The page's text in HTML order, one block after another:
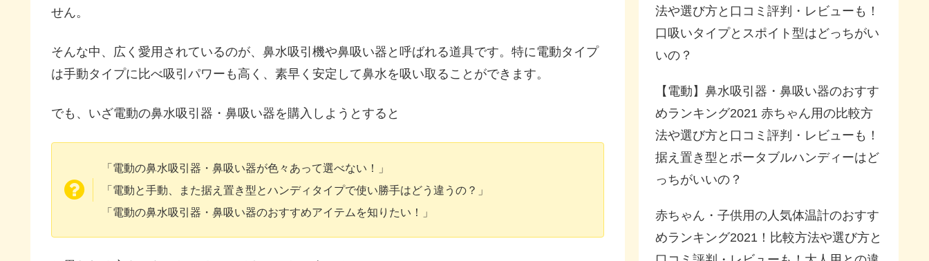
せん。
そんな中、広く愛用されているのが、鼻水吸引機や鼻吸い器と呼ばれる道具です。特に電動タイプ
は手動タイプに比べ吸引パワーも高く、素早く安定して鼻水を吸い取ることができます。
でも、いざ電動の鼻水吸引器・鼻吸い器を購入しようとすると
「電動の鼻水吸引器・鼻吸い器が色々あって選べない！」
「電動と手動、また据え置き型とハンディタイプで使い勝手はどう違うの？」
「電動の鼻水吸引器・鼻吸い器のおすすめアイテムを知りたい！」
法や選び方と口コミ評判・レビューも！
口吸いタイプとスポイト型はどっちがい
いの？
【電動】鼻水吸引器・鼻吸い器のおすす
めランキング2021 赤ちゃん用の比較方
法や選び方と口コミ評判・レビューも！
据え置き型とポータブルハンディーはど
っちがいいの？
赤ちゃん・子供用の人気体温計のおすす
めランキング2021！比較方法や選び方と